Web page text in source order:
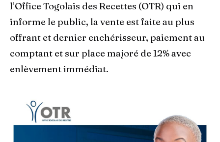
l’Office Togolais des Recettes (OTR) qui en
informe le public, la vente est faite au plus
offrant et dernier enchérisseur, paiement au
comptant et sur place majoré de 12% avec
enlèvement immédiat.